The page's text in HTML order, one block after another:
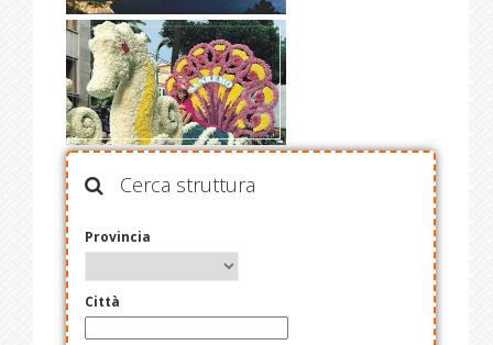
Cerca struttura
Provincia
Città